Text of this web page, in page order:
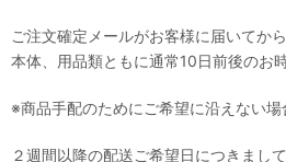
ご注文確定メールがお客様に届いてか
本体、用品類ともに通常10日前後のお
※商品手配のためにご希望に沿えない場
２週間以降の配送ご希望日につきまし